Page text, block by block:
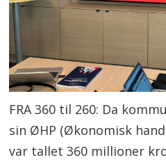
FRA 360 til 260: Da
sin ØHP (Økonomisk
var tallet 360 millioner